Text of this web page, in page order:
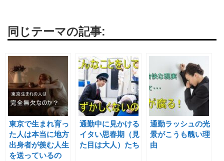
同じテーマの記事:
東京で生まれ育っ
た人は本当に地方
出身者が羨む人生
を送っているの
通勤中に見かける
イタい思春期（見
た目は大人）たち
通勤ラッシュの光
景がこうも醜い理
由